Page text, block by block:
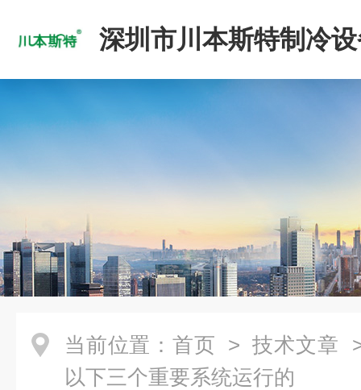
深圳市川本斯特制冷
公司
当前位置： 首页 > 技术文章
以下三个重要系统运行的